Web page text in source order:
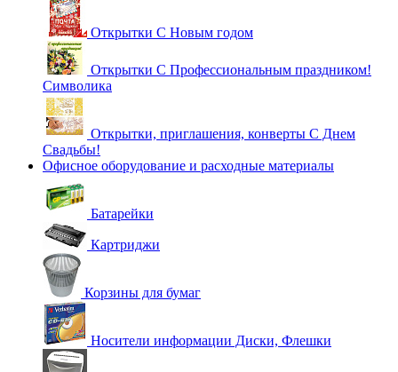
Открытки С Новым годом
Открытки С Профессиональным праздником!
Символика
Открытки, приглашения, конверты С Днем
Свадьбы!
Офисное оборудование и расходные материалы
Батарейки
Картриджи
Корзины для бумаг
Носители информации Диски, Флешки